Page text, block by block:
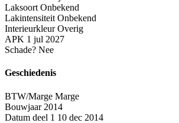
Laksoort Onbekend
Lakintensiteit Onbekend
Interieurkleur Overig
APK 1 jul 2027
Schade? Nee
Geschiedenis
BTW/Marge Marge
Bouwjaar 2014
Datum deel 1 10 dec 2014